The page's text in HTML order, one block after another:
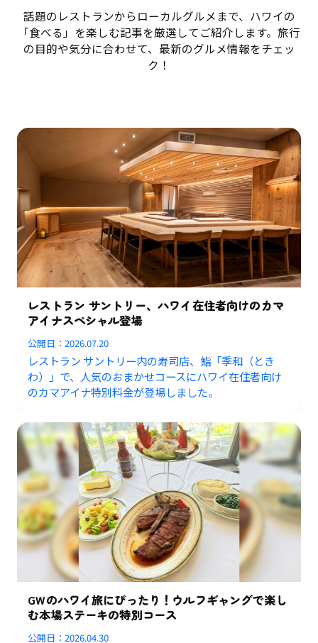
話題のレストランからローカルグルメまで、ハワイの
「食べる」を楽しむ記事を厳選してご紹介します。旅行
の目的や気分に合わせて、最新のグルメ情報をチェッ
ク！
レストラン サントリー、ハワイ在住者向けのカマ
アイナスペシャル登場
公開日：2026.07.20
レストラン サントリー内の寿司店、鮨「季和（とき
わ）」で、人気のおまかせコースにハワイ在住者向け
のカマアイナ特別料金が登場しました。
GWのハワイ旅にぴったり！ウルフギャングで楽し
む本場ステーキの特別コース
公開日：2026.04.30